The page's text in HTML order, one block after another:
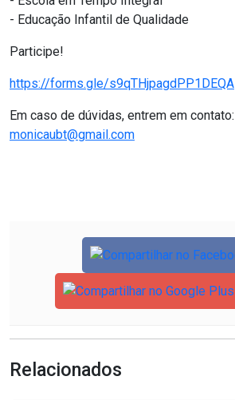
- Educação Infantil de Qualidade
Participe!
https://forms.gle/s9qTHjpagdPP1DEQA
Em caso de dúvidas, entrem em contato:
monicaubt@gmail.com
Relacionados